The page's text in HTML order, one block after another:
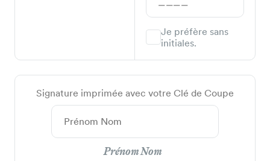
Je préfère sans
initiales.
Signature imprimée avec votre Clé de Coupe
Prénom Nom